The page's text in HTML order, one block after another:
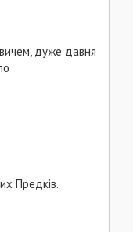
дуже давня
Предків.